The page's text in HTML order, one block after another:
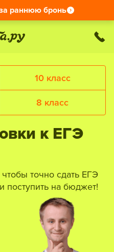
10 класс
8 класс
к ЕГЭ
точно сдать ЕГЭ
поступить на бюджет!
раннюю бронь